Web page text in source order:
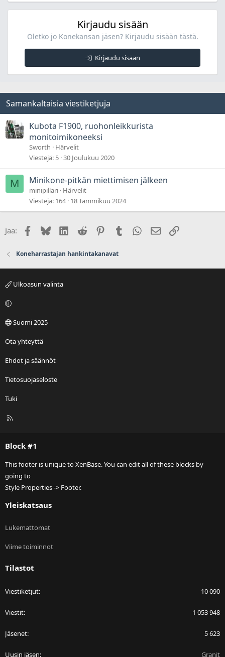
Kirjaudu sisään
Oletko jo Konekansan jäsen? Kirjaudu sisään tästä.
Kirjaudu sisään
Samankaltaisia viestiketjuja
Kubota F1900, ruohonleikkurista
monitoimikoneeksi
Sworth
Härvelit
Viestejä 5 30 Joulukuu 2020
M Minikone-pitkän miettimisen jälkeen
minipillari Härvelit
Viestejä 164 18 Tammikuu 2024
Jaa: Facebook
BlueskyLinkedIn
Reddit PinterestTumblr WhatsApp
Sähköposti
Linkki
Koneharrastajan hankintakanavat
Ulkoasun valinta
Suomi 2025
Ota yhteyttä
Ehdot ja säännöt
Tietosuojaseloste
Tuki
R
Block #1
This footer is unique to XenBase. You can edit all of these blocks by
going to
Style Properties -> Footer.
Yleiskatsaus
Lukemattomat
Viime toiminnot
Tilastot
Viestiketjut 10 090
Viestit 1 053 948
Jäsenet 5 623
Uusin jäsen Granit